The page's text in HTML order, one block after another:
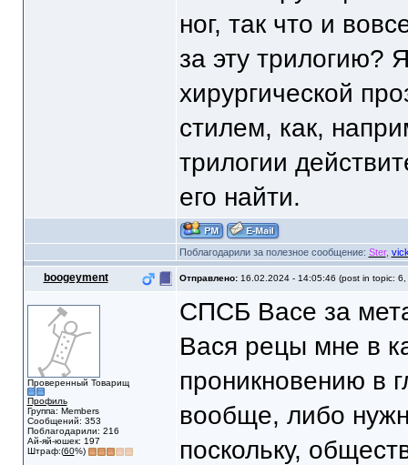
ног, так что и
за эту трилогию?
хирургической
стилем, как,
трилогии
его найти.
Поблагодарили за полезное сообщение: Ster,
boogeyment Отправлено: 16.02.2024 - 14:05:46 (post in topic: 6,
Проверенный Товарищ
Профиль
Группа: Members
Сообщений: 353
Поблагодарили: 216
Ай-яй-юшек: 197
Штраф:(60%)
СПСБ Васе за
Вася рецы мне в
проникновению в
вообще, либо
поскольку,